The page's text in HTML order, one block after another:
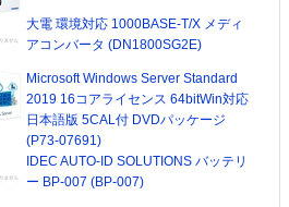
大電 環境対応 1000BASE-T/X メディ
アコンバータ (DN1800SG2E)
Microsoft Windows Server Standard
2019 16コアライセンス 64bitWin対応
日本語版 5CAL付 DVDパッケージ
(P73-07691)
IDEC AUTO-ID SOLUTIONS バッテリ
ー BP-007 (BP-007)